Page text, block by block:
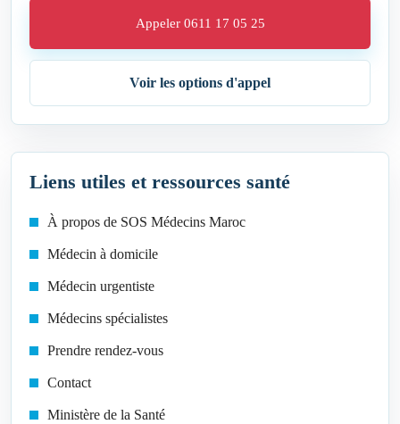
Appeler 0611 17 05 25
Voir les options d'appel
Liens utiles et ressources santé
À propos de SOS Médecins Maroc
Médecin à domicile
Médecin urgentiste
Médecins spécialistes
Prendre rendez-vous
Contact
Ministère de la Santé